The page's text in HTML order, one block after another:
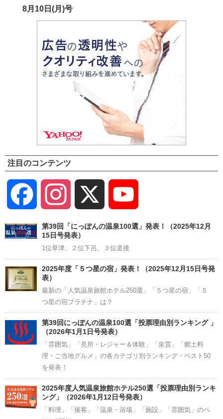
8月10日(月)号
注目のコンテンツ
Facebook Instagram
Channel
第39回「にっぽんの温泉100選」発表！（2025年12月
15日号発表）
1位草津、２位下呂、３位道後
2025年度「５つ星の宿」発表！（2025年12月15日号発
表）
最新の「人気温泉旅館ホテル250選」「５つ星の宿」「５
つ星の宿プラチナ」は？
第39回にっぽんの温泉100選「投票理由別ランキング 」
（2026年1月1日号発表）
「雰囲気」「見所・レジャー＆体験」「泉質」「郷土料
理・ご当地グルメ」の各カテゴリ別ランキング・ベスト50
を発表！
2025年度人気温泉旅館ホテル250選「投票理由別ランキ
ング」（2026年1月12日号発表）
「料理」「接客」「温泉・浴場」「施設」「雰囲気」のベ